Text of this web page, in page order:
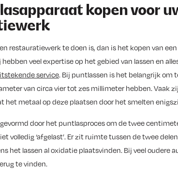
kopen voor
restauratiewerk te doen is, dan is het kopen van
hebben veel expertise op het gebied van lassen en
service. Bij puntlassen is het belangrijk om
van circa vier tot zes millimeter hebben. Vaak
het metaal op deze plaatsen door het smelten
door het puntlasproces om de twee
volledig ‘afgelast’. Er zit ruimte tussen de twee
het lassen al oxidatie plaatsvinden. Bij veel oudere
te vinden.